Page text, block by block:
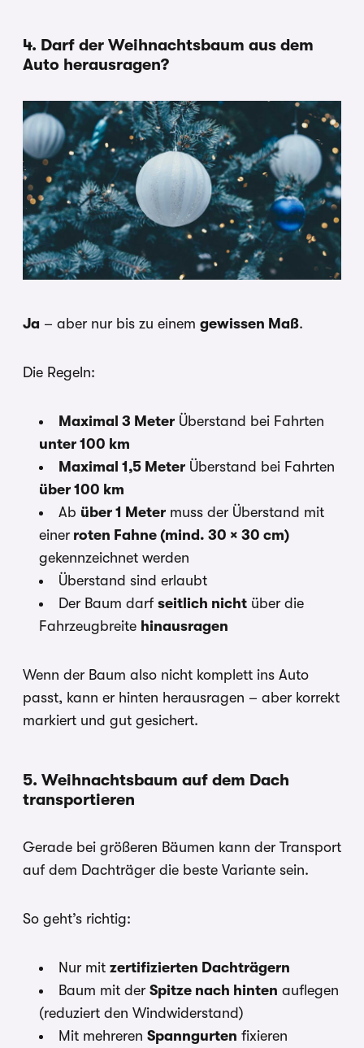
4. Darf der Weihnachtsbaum aus dem
Auto herausragen?
Ja – aber nur bis zu einem gewissen Maß.
Die Regeln:
Maximal 3 Meter Überstand bei Fahrten
unter 100 km
Maximal 1,5 Meter Überstand bei Fahrten
über 100 km
Ab über 1 Meter muss der Überstand mit
einer roten Fahne (mind. 30 × 30 cm)
gekennzeichnet werden
Überstand sind erlaubt
Der Baum darf seitlich nicht über die
Fahrzeugbreite hinausragen
Wenn der Baum also nicht komplett ins Auto
passt, kann er hinten herausragen – aber korrekt
markiert und gut gesichert.
5. Weihnachtsbaum auf dem Dach
transportieren
Gerade bei größeren Bäumen kann der Transport
auf dem Dachträger die beste Variante sein.
So geht’s richtig:
Nur mit zertifizierten Dachträgern
Baum mit der Spitze nach hinten auflegen
(reduziert den Windwiderstand)
Mit mehreren Spanngurten fixieren